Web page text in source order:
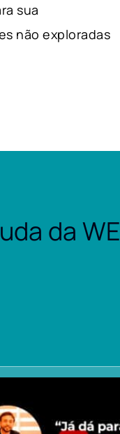
sua
não exploradas
da WE